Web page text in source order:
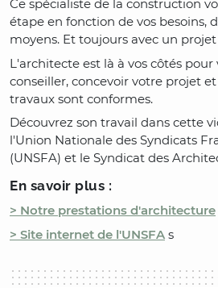
Ce spécialiste de la construction
étape en fonction de vos besoins,
moyens. Et toujours avec un
L'architecte est là à vos côtés pour
conseiller, concevoir votre projet
travaux sont conformes.
Découvrez son travail dans cette
l'Union Nationale des Syndicats
(UNSFA) et le Syndicat des
En savoir plus :
> Notre prestations d'architecture
> Site internet de l'UNSFA s